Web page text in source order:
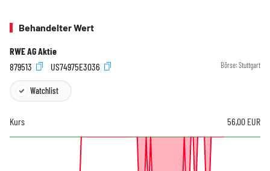
Behandelter Wert
RWE AG Aktie
879513
US74975E3036 Börse: Stuttgart
Watchlist
Kurs 56,00 EUR